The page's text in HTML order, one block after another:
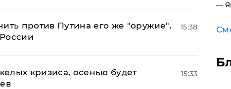
против Путина его же "оружие",
15:38
кризиса, осенью будет
15:33
—